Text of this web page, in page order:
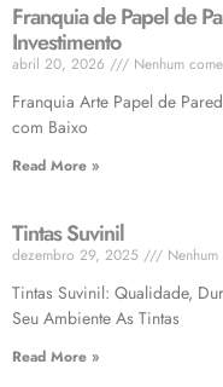
Franquia de Papel de
Investimento
abril 20, 2026 Nenhum
Franquia Arte Papel de
com Baixo
Read More »
Tintas Suvinil
dezembro 29, 2025
Tintas Suvinil: Qualidade,
Seu Ambiente As Tintas
Read More »